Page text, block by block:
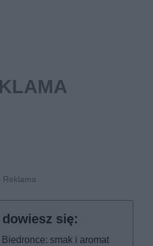
smak i aromat